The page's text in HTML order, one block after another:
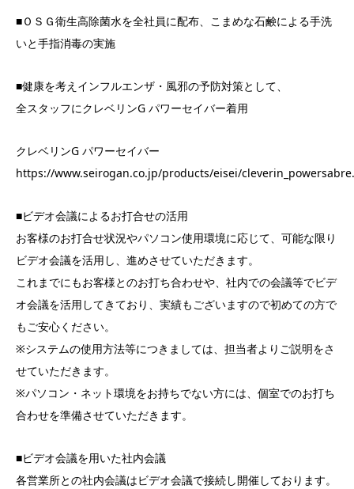
■ＯＳＧ衛生高除菌水を全社員に配布、こまめな石鹸による手洗
いと手指消毒の実施
■健康を考えインフルエンザ・風邪の予防対策として、
全スタッフにクレベリンG パワーセイバー着用
クレベリンG パワーセイバー
https://www.seirogan.co.jp/products/eisei/
■ビデオ会議によるお打合せの活用
お客様のお打合せ状況やパソコン使用環境に応じて、可能な限り
ビデオ会議を活用し、進めさせていただきます。
これまでにもお客様とのお打ち合わせや、社内での会議等でビデ
オ会議を活用してきており、実績もございますので初めての方で
もご安心ください。
※システムの使用方法等につきましては、担当者よりご説明をさ
せていただきます。
※パソコン・ネット環境をお持ちでない方には、個室でのお打ち
合わせを準備させていただきます。
■ビデオ会議を用いた社内会議
各営業所との社内会議はビデオ会議で接続し開催しております。